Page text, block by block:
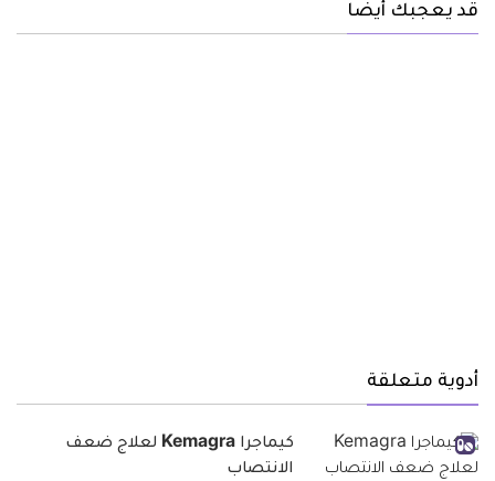
قد يعجبك أيضا
أدوية متعلقة
كيماجرا Kemagra لعلاج ضعف
الانتصاب